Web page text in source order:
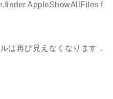
AppleShowAllFiles f
は再び見えなくなります．